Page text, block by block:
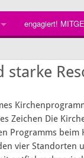
engagiert!
Aktuell
Backen und
Gestalten und
starke
Zeichen Die
Programms beim
vier Standorten